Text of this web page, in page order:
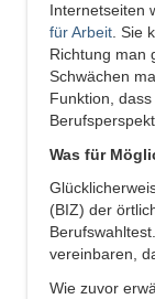
Internetseiten
für Arbeit. Sie
Richtung man
Schwächen
Funktion,
Was für
(BIZ) der
vereinbaren,
Wie zuvor